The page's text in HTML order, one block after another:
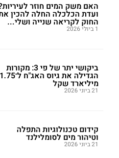
האם משק המים חוזר
ועדת הכלכלה החלה להכין
החוק לקריאה שנייה ושלי...
1 ביולי 2026
ביקושי יתר של פי 3: מקורות
הגדילה את גיוס האג"ח ל־1.75
מיליארד שקל
21 ביוני 2026
קידום טכנולוגיות התפלה
וטיהור מים לסומלילנד
21 ביוני 2026